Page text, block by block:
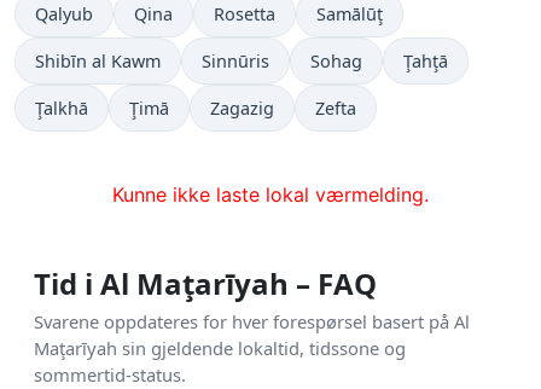
Qalyub Qina Rosetta Samālūţ
Shibīn al Kawm Sinnūris Sohag Ţahţā
Ţalkhā Ţimā Zagazig Zefta
Kunne ikke laste lokal værmelding.
Tid i Al Maţarīyah – FAQ
Svarene oppdateres for hver forespørsel basert på Al
Maţarīyah sin gjeldende lokaltid, tidssone og
sommertid-status.